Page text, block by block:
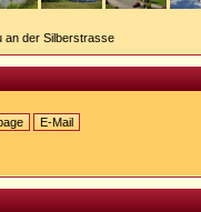
an der Silberstrasse
E-Mail